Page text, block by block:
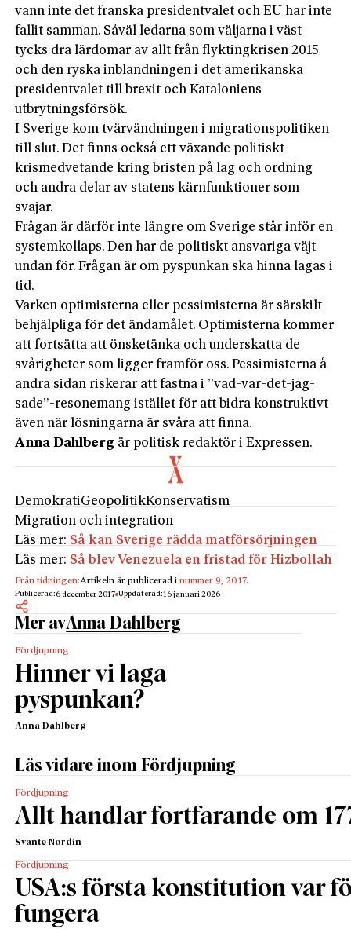
vann inte det franska presidentvalet och EU har inte
fallit samman. Såväl ledarna som väljarna i väst
tycks dra lärdomar av allt från flyktingkrisen 2015
och den ryska inblandningen i det amerikanska
presidentvalet till brexit och Kataloniens
utbrytningsförsök.
I Sverige kom tvärvändningen i migrationspolitiken
till slut. Det finns också ett växande politiskt
krismedvetande kring bristen på lag och ordning
och andra delar av statens kärnfunktioner som
svajar.
Frågan är därför inte längre om Sverige står inför en
systemkollaps. Den har de politiskt ansvariga väjt
undan för. Frågan är om pyspunkan ska hinna lagas i
tid.
Varken optimisterna eller pessimisterna är särskilt
behjälpliga för det ändamålet. Optimisterna kommer
att fortsätta att önsketänka och underskatta de
svårigheter som ligger framför oss. Pessimisterna å
andra sidan riskerar att fastna i ”vad-var-det-jag-
sade”-resonemang istället för att bidra konstruktivt
även när lösningarna är svåra att finna.
Anna Dahlberg är politisk redaktör i Expressen.
DemokratiGeopolitikKonservatism
Migration och integration
Läs mer: Så kan Sverige rädda matförsörjningen
Läs mer: Så blev Venezuela en fristad för Hizbollah
Från tidningen:Artikeln är publicerad inummer 9, 2017.
Publicerad:6 december 2017 Uppdaterad:16 januari 2026
Mer avAnna Dahlberg
Fördjupning
Hinner vi laga
pyspunkan?
Anna Dahlberg
Läs vidare inom Fördjupning
Fördjupning
Allt handlar fortfarande om
Svante Nordin
Fördjupning
USA:s första konstitution var
fungera